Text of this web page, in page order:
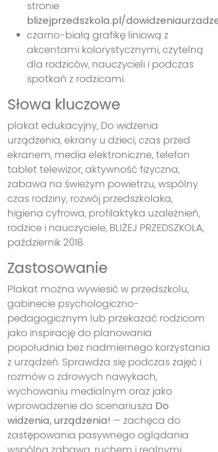
stronie
blizejprzedszkola.pl/
czarno-białą grafikę liniową z
akcentami kolorystycznymi, czytelną
dla rodziców, nauczycieli i podczas
spotkań z rodzicami.
Słowa kluczowe
plakat edukacyjny, Do widzenia
urządzenia, ekrany u dzieci, czas przed
ekranem, media elektroniczne, telefon
tablet telewizor, aktywność fizyczna,
zabawa na świeżym powietrzu, wspólny
czas rodziny, rozwój przedszkolaka,
higiena cyfrowa, profilaktyka uzależnień,
rodzice i nauczyciele, BLIŻEJ PRZEDSZKOLA,
październik 2018.
Zastosowanie
Plakat można wywiesić w przedszkolu,
gabinecie psychologiczno-
pedagogicznym lub przekazać rodzicom
jako inspirację do planowania
popołudnia bez nadmiernego korzystania
z urządzeń. Sprawdza się podczas zajęć i
rozmów o zdrowych nawykach,
wychowaniu medialnym oraz jako
wprowadzenie do scenariusza Do
widzenia, urządzenia! — zachęca do
zastępowania pasywnego oglądania